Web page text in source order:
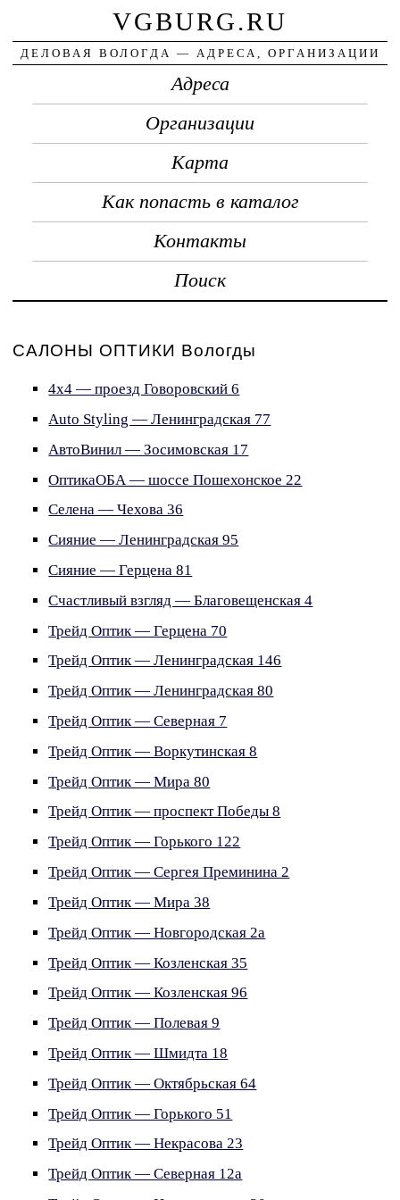
VGBURG.RU
ДЕЛОВАЯ ВОЛОГДА — АДРЕСА, ОРГАНИЗАЦИИ
Адреса
Организации
Карта
Как попасть в каталог
Контакты
Поиск
САЛОНЫ ОПТИКИ Вологды
4x4 — проезд Говоровский 6
Auto Styling — Ленинградская 77
АвтоВинил — Зосимовская 17
ОптикаОБА — шоссе Пошехонское 22
Селена — Чехова 36
Сияние — Ленинградская 95
Сияние — Герцена 81
Счастливый взгляд — Благовещенская 4
Трейд Оптик — Герцена 70
Трейд Оптик — Ленинградская 146
Трейд Оптик — Ленинградская 80
Трейд Оптик — Северная 7
Трейд Оптик — Воркутинская 8
Трейд Оптик — Мира 80
Трейд Оптик — проспект Победы 8
Трейд Оптик — Горького 122
Трейд Оптик — Сергея Преминина 2
Трейд Оптик — Мира 38
Трейд Оптик — Новгородская 2а
Трейд Оптик — Козленская 35
Трейд Оптик — Козленская 96
Трейд Оптик — Полевая 9
Трейд Оптик — Шмидта 18
Трейд Оптик — Октябрьская 64
Трейд Оптик — Горького 51
Трейд Оптик — Некрасова 23
Трейд Оптик — Северная 12а